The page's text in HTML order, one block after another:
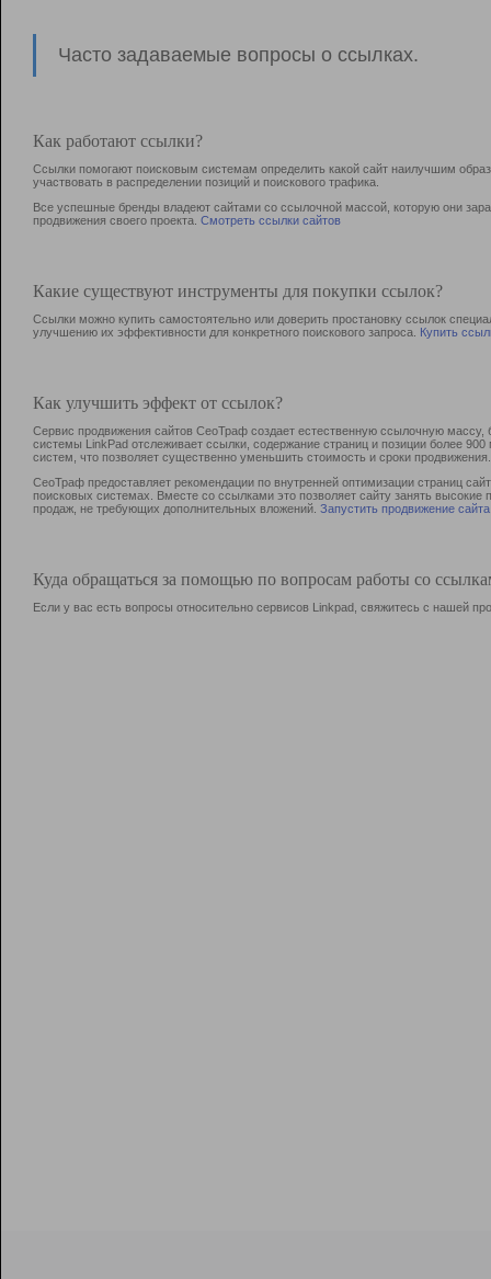
Часто задаваемые вопросы о ссылках.
Как работают ссылки?
Ссылки помогают поисковым системам определить какой сайт наилучшим
участвовать в раcпределении позиций и поискового трафика.
Все успешные бренды владеют сайтами со ссылочной массой, которую они
продвижения своего проекта. Смотреть ссылки сайтов
Какие существуют инструменты для покупки ссылок?
Ссылки можно купить самостоятельно или доверить простановку ссылок
улучшению их эффективности для конкретного поискового запроса. Купить
Как улучшить эффект от ссылок?
Сервис продвижения сайтов СеоТраф создает естественную ссылочную
системы LinkPad отслеживает ссылки, содержание страниц и позиции более
систем, что позволяет существенно уменьшить стоимость и сроки продвижения.
СеоТраф предоставляет рекомендации по внутренней оптимизации страниц
поисковых системах. Вместе со ссылками это позволяет сайту занять
продаж, не требующих дополнительных вложений. Запустить продвижение сайта
Куда обращаться за помощью по вопросам работы со
Если у вас есть вопросы относительно сервисов Linkpad, свяжитесь с нашей